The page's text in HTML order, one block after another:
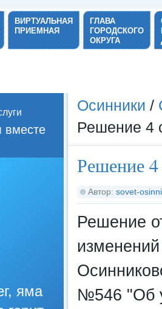
ВИРТУАЛЬНАЯ
ПРИЕМНАЯ
ГЛАВА
ГОРОДСКОГО
ОКРУГА
Осинники /
Решение 4
Решение 4
Автор: sovet-
Решение
№546 "Об
яма